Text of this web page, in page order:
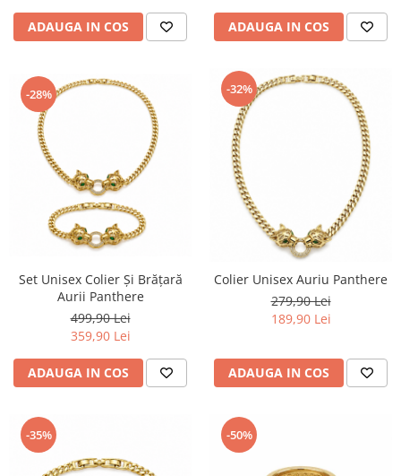
ADAUGA IN COS ADAUGA IN COS
-28%
Set Unisex Colier Și Brățară
Aurii Panthere
499,90 Lei
359,90 Lei
ADAUGA IN COS
-32%
Colier Unisex Auriu Panthere
279,90 Lei
189,90 Lei
ADAUGA IN COS
-35% -50%